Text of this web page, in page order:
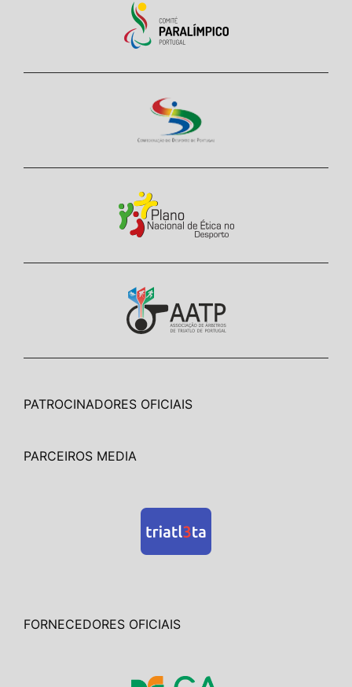
PATROCINADORES OFICIAIS
PARCEIROS MEDIA
FORNECEDORES OFICIAIS